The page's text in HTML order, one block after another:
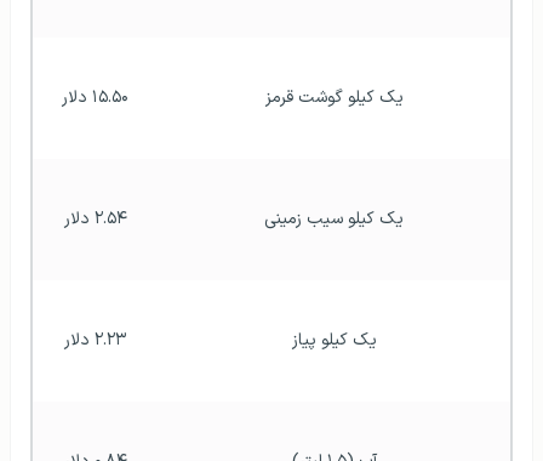
یک کیلو گوشت قرمز ۱۵.۵۰ دلار
یک کیلو سیب زمینی ۲.۵۴ دلار
یک کیلو پیاز ۲.۲۳ دلار